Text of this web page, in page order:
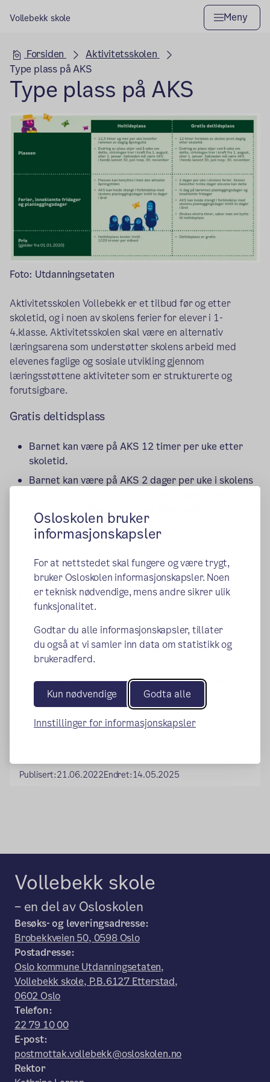
Osloskolen bruker
informasjonskapsler
For at nettstedet skal fungere og være trygt,
bruker Osloskolen informasjonskapsler. Noen
er teknisk nødvendige, mens andre sikrer ulik
funksjonalitet.
Godtar du alle informasjonskapsler, tillater
du også at vi samler inn data om statistikk og
brukeradferd.
Kun nødvendige Godta alle
Innstillinger for informasjonskapsler
Vollebekk skole Meny
Hovedseksjon
Forsiden
Aktivitetsskolen
Type plass på AKS
Type plass på AKS
Foto: Utdanningsetaten
Aktivitetsskolen Vollebekk er et tilbud før og etter
skoletid, og i noen av skolens ferier for elever i 1-
4.klasse. Aktivitetsskolen skal være en alternativ
læringsarena som understøtter skolens arbeid med
elevenes faglige og sosiale utvikling gjennom
læringsstøttene aktiviteter som er strukturerte og
forutsigbare.
Gratis deltidsplass
Barnet kan være på AKS 12 timer per uke etter
skoletid.
Barnet kan være på AKS 2 dager per uke i skolens
bestemt av skolen og kan ikke endres.
Barnet kan være på AKS 1/2 dag på inneklemte
dager e.l. fra kl. 08.30-13.30
Heltidsplass til redusert pris
Barnet kan være på AKS før og etter skoletid.
Barnet kan være på AKS alle dager i skolens ferier
og inneklemte dager når AKS er åpent.
Endre mellom heltid og deltid
Du kan søke om å bytte mellom heltid og deltid.
Det gjelder fra 1.januar eller fra 1.august. Søknad
må sendes innen 30. november og innen 31. mai.
Publisert:21.06.2022Endret:14.05.2025
Vollebekk skole
– en del av Osloskolen
Besøks- og leveringsadresse:
Brobekkveien 50, 0598 Oslo
Postadresse:
Oslo kommune Utdanningsetaten,
Vollebekk skole, P.B.6127 Etterstad,
0602 Oslo
Telefon:
22 79 10 00
E-post:
postmottak.vollebekk@osloskolen.no
Rektor